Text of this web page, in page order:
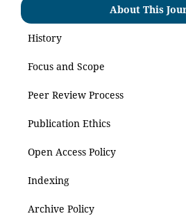
About This
History
Focus and Scope
Peer Review Process
Publication Ethics
Open Access Policy
Indexing
Archive Policy